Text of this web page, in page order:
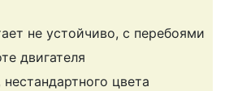
не устойчиво, с перебоями
двигателя
цвета